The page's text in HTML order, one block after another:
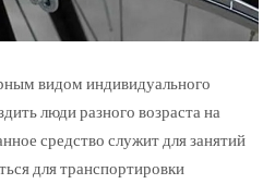
видом индивидуального
люди разного возраста на
средство служит для занятий
для транспортировки